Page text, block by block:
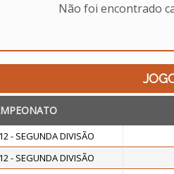
Não foi encontrado
- SEGUNDA DIVISÃO
- SEGUNDA DIVISÃO